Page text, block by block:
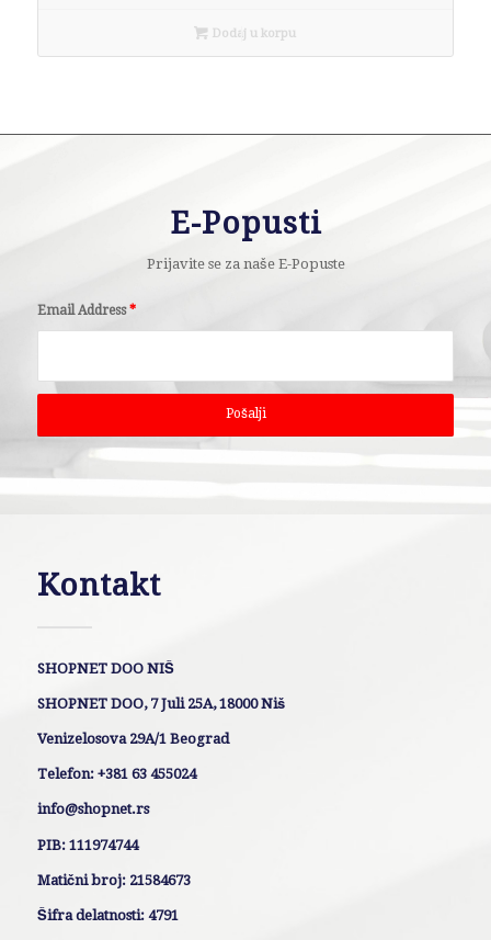
Dodaj u korpu
E-Popusti
Prijavite se za naše E-Popuste
Email Address*
Kontakt
SHOPNET DOO NIŠ
SHOPNET DOO, 7 Juli 25A, 18000 Niš
Venizelosova 29A/1 Beograd
Telefon: +381 63 455024
info@shopnet.rs
PIB: 111974744
Matični broj: 21584673
Šifra delatnosti: 4791